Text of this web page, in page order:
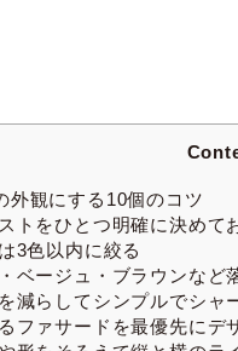
外観にする10個のコツ
トをひとつ明確に決めて
3色以内に絞る
ベージュ・ブラウンなど
減らしてシンプルでシャ
ファサードを最優先にデ